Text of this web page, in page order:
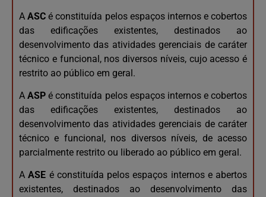
AASC é constituída pelos espaços internos e cobertos
das edificações existentes, destinados ao
desenvolvimento das atividades gerenciais de caráter
técnico e funcional, nos diversos níveis, cujo acesso é
restrito ao público em geral.
AASP é constituída pelos espaços internos e cobertos
das edificações existentes, destinados ao
desenvolvimento das atividades gerenciais de caráter
técnico e funcional, nos diversos níveis, de acesso
parcialmente restrito ou liberado ao público em geral.
AASE é constituída pelos espaços internos e abertos
existentes, destinados ao desenvolvimento das